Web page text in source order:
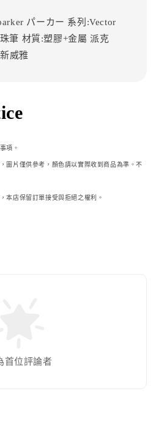
パーカー 系列:Vector
筆 材質:塑膠+金屬 派克
新威雅
項。
圖片僅供參考，顏色請以實際收到商品為準。不
本店保留訂單接受與拒絕之權利。
首位評論者